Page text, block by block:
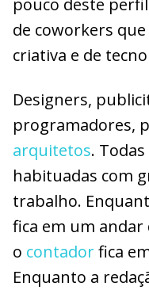
de coworkers
criativa e de
Designers,
programadores,
arquitetos.
habituadas com
trabalho.
fica em um andar
o contadorfica
Enquanto a